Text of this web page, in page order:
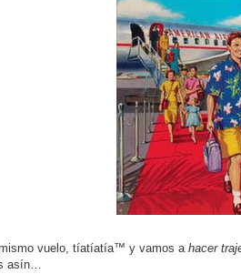
vuelo, tíatíatía™ y vamos a hacer
asín…